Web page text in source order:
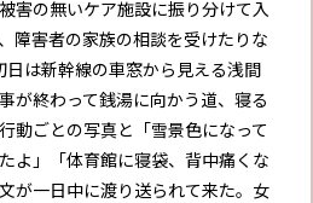
害の無いケア施設に振り分けて入
障害者の家族の相談を受けたりな
日は新幹線の車窓から見える浅間
が終わって銭湯に向かう道、寝る
動ごとの写真と「雪景色になって
よ」「体育館に寝袋、背中痛くな
が一日中に渡り送られて来た。女